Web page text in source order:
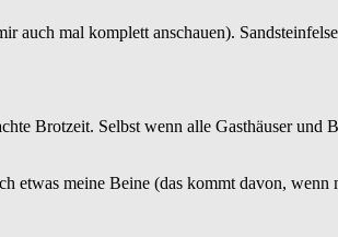
auch mal komplett anschauen).
Brotzeit. Selbst wenn alle Gasthäuser und
meine Beine (das kommt davon, wenn